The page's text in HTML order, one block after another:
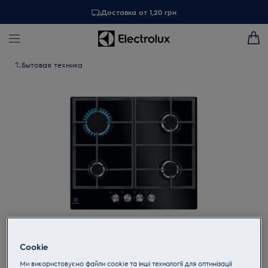
Доставка от 1,20 грн
Бытовая техника
Cookie
Ми використовуємо файли cookie та інші технології для оптимізації